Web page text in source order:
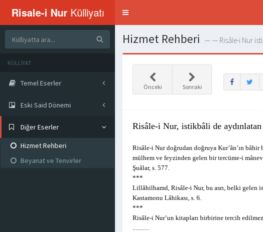
Risale-i NurKülliyatı
Menü
KÜLLİYAT
Temel Eserler
Eski Said Dönemi
Diğer Eserler
Hizmet Rehberi
Beyanat ve Tenvirler
Hizmet Rehberi — — Risâle-i Nur
Önceki Sonraki
Risâle-i Nur, istikbâli de
Risâle-i Nur doğrudan doğruya Kur’ân’ın
mülhem ve feyzinden gelen bir tercüme-i
Şuâlar, s. 577.
***
Lillâhilhamd, Risâle-i Nur, bu asrı, belki gelen
Kastamonu Lâhikası, s. 6.
***
Risâle-i Nur’un kitapları birbirine tercih
...........